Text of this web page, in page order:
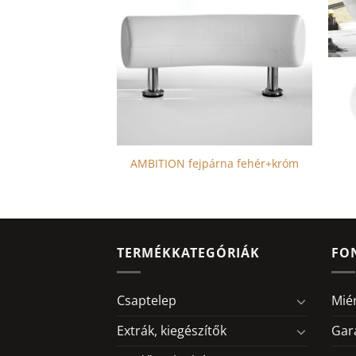
AMBITION fejpárna fehér+króm
TERMÉKKATEGÓRIÁK
Csaptelep
Extrák, kiegészítők